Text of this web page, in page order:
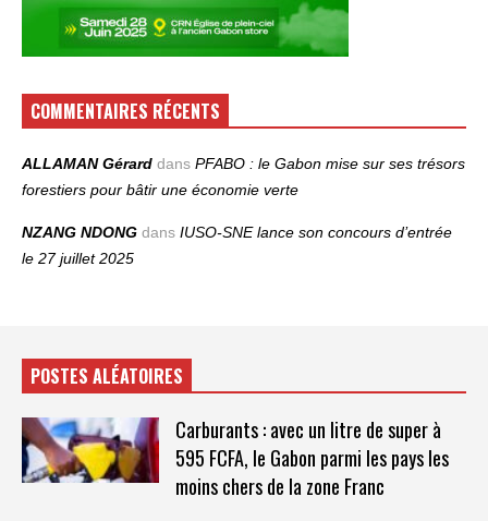
COMMENTAIRES RÉCENTS
ALLAMAN Gérard dans PFABO : le Gabon mise sur ses trésors
forestiers pour bâtir une économie verte
NZANG NDONG dans IUSO‑SNE lance son concours d’entrée
le 27 juillet 2025
POSTES ALÉATOIRES
Carburants : avec un litre de super à
595 FCFA, le Gabon parmi les pays les
moins chers de la zone Franc